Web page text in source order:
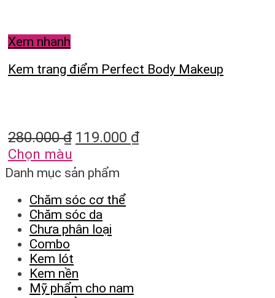
Xem nhanh
Kem trang điểm Perfect Body Makeup
280.000₫ 119.000 ₫
Chọn màu
Danh mục sản phẩm
Chăm sóc cơ thể
Chăm sóc da
Chưa phân loại
Combo
Kem lót
Kem nền
Mỹ phẩm cho nam